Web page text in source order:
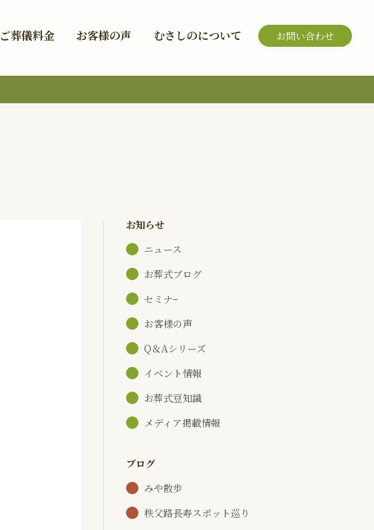
ご葬儀料金 お客様の声 むさしのについて お問い合わせ
お知らせ
ニュース
お葬式ブログ
セミナｰ
お客様の声
Q＆Aシリーズ
イベント情報
お葬式豆知識
メディア掲載情報
ブログ
みや散歩
秩父路長寿スポット巡り